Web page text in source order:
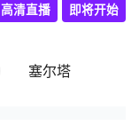
塞尔塔
高清直播 即将开始